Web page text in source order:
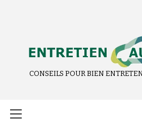
CONSEILS POUR BIEN